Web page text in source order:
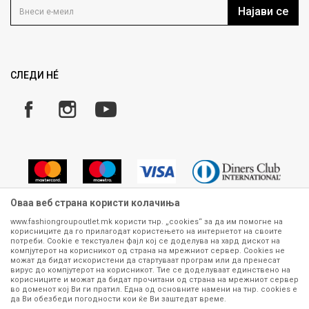
Кариера
Како да купите
Замена и рефундација на производи
Плаќање
Најави се
СЛЕДИ НÉ
Сите информации околу производите кои се изложени на нашата
онлајн продавница се стремиме да бидат конкретни, точни и прецизни,
меѓутоа не можеме да гарантираме дека се без ниту една грешка или
пак дека сите производи во моментот се достапни на залиха.
Фотографиите се најверодостојниот приказ на производот. Доколку
дојде до потреба за замена на производ или рефундација, процедурата
Оваа веб страна користи колачиња
www.fashiongroupoutlet.mk користи тнр. „cookies“ за да им помогне на
корисниците да го прилагодат користењето на интернетот на своите
потреби. Cookie е текстуален фајл кој се доделува на хард дискот на
компјутерот на корисникот од страна на мрежниот сервер. Cookies не
можат да бидат искористени да стартуваат програм или да пренесат
вирус до компјутерот на корисникот. Тие се доделуваат единствено на
корисниците и можат да бидат прочитани од страна на мрежниот сервер
во доменот кој Ви ги пратил. Една од основните намени на тнр. сookies е
да Ви обезбеди погодности кои ќе Ви заштедат време.